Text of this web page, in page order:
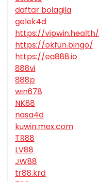
daftar bolagila
gelek4d
https://vipwin.health/
https://okfun.bingo/
https://ea888.io
888vi
888p
win678
NK88
nasa4d
kuwin.mex.com
TR88
LV88
JW88
tr88.krd